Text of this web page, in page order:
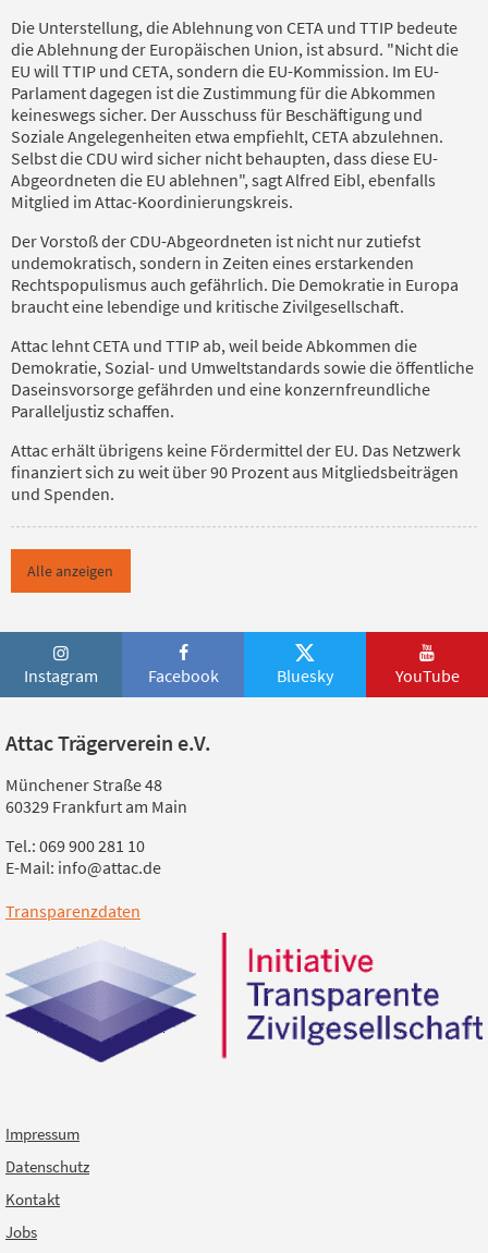
Die Unterstellung, die Ablehnung von CETA und TTIP bedeute
die Ablehnung der Europäischen Union, ist absurd. "Nicht die
EU will TTIP und CETA, sondern die EU-Kommission. Im EU-
Parlament dagegen ist die Zustimmung für die Abkommen
keineswegs sicher. Der Ausschuss für Beschäftigung und
Soziale Angelegenheiten etwa empfiehlt, CETA abzulehnen.
Selbst die CDU wird sicher nicht behaupten, dass diese EU-
Abgeordneten die EU ablehnen", sagt Alfred Eibl, ebenfalls
Mitglied im Attac-Koordinierungskreis.
Der Vorstoß der CDU-Abgeordneten ist nicht nur zutiefst
undemokratisch, sondern in Zeiten eines erstarkenden
Rechtspopulismus auch gefährlich. Die Demokratie in Europa
braucht eine lebendige und kritische Zivilgesellschaft.
Attac lehnt CETA und TTIP ab, weil beide Abkommen die
Demokratie, Sozial- und Umweltstandards sowie die öffentliche
Daseinsvorsorge gefährden und eine konzernfreundliche
Paralleljustiz schaffen.
Attac erhält übrigens keine Fördermittel der EU. Das Netzwerk
finanziert sich zu weit über 90 Prozent aus Mitgliedsbeiträgen
und Spenden.
Alle anzeigen
Instagram Facebook Bluesky YouTube
Attac Trägerverein e.V.
Münchener Straße 48
60329 Frankfurt am Main
Tel.: 069 900 281 10
E-Mail: info@attac.de
Transparenzdaten
Impressum
Datenschutz
Kontakt
Jobs